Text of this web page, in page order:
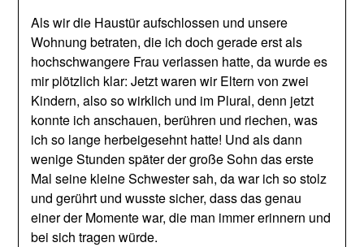
Als wir die Haustür aufschlossen und unsere
Wohnung betraten, die ich doch gerade erst als
hochschwangere Frau verlassen hatte, da wurde es
mir plötzlich klar: Jetzt waren wir Eltern von zwei
Kindern, also so wirklich und im Plural, denn jetzt
konnte ich anschauen, berühren und riechen, was
ich so lange herbeigesehnt hatte! Und als dann
wenige Stunden später der große Sohn das erste
Mal seine kleine Schwester sah, da war ich so stolz
und gerührt und wusste sicher, dass das genau
einer der Momente war, die man immer erinnern und
bei sich tragen würde.